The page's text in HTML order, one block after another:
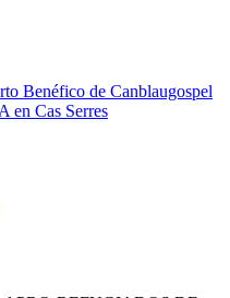
Benéfico de Canblaugospel
Cas Serres